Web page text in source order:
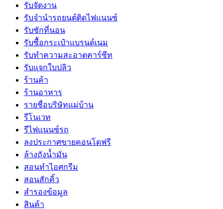
รับจัดงาน
รับจํานํารถยนต์ติดไฟแนนซ์
รับซักที่นอน
รับซื้อกระเป๋าแบรนด์เนม
รับทำความสะอาดคาร์ซีท
รับแจกใบปลิว
ร้านค้า
ร้านอาหาร
รายชื่อบริษัทแม่บ้าน
รีโนเวท
รีไฟแนนซ์รถ
ลงประกาศขายคอนโดฟรี
ล้างถังน้ำมัน
สอนทำไอศกรีม
สอนสักคิ้ว
สำรองข้อมูล
สินค้า